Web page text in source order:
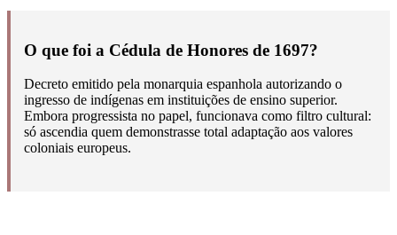
O que foi a Cédula de Honores de 1697?
Decreto emitido pela monarquia espanhola autorizando o
ingresso de indígenas em instituições de ensino superior.
Embora progressista no papel, funcionava como filtro cultural:
só ascendia quem demonstrasse total adaptação aos valores
coloniais europeus.